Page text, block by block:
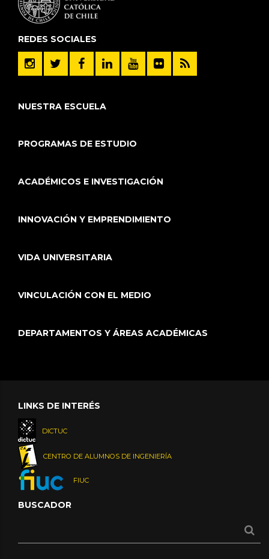
REDES SOCIALES
NUESTRA ESCUELA
PROGRAMAS DE ESTUDIO
ACADÉMICOS E INVESTIGACIÓN
INNOVACIÓN Y EMPRENDIMIENTO
VIDA UNIVERSITARIA
VINCULACIÓN CON EL MEDIO
DEPARTAMENTOS Y ÁREAS ACADÉMICAS
LINKS DE INTERÉS
DICTUC
CENTRO DE ALUMNOS DE INGENIERÍA
FIUC
BUSCADOR